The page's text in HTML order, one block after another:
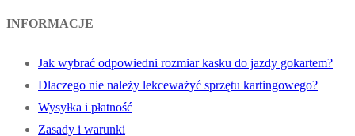
INFORMACJE
Jak wybrać odpowiedni rozmiar kasku do jazdy gokartem?
Dlaczego nie należy lekceważyć sprzętu kartingowego?
Wysyłka i płatność
Zasady i warunki